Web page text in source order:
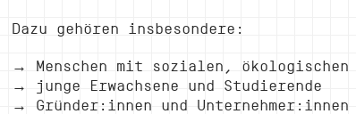
Dazu gehören insbesondere:
→ Menschen mit sozialen,
→
junge Erwachsene und Studierende
→ Gründer:innen und Unternehmer:innen